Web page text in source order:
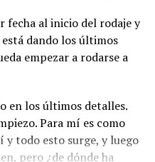
fecha al inicio del rodaje y
dando los últimos
empezar a rodarse a
en los últimos detalles.
Para mí es como
y todo esto surge, y luego
pero ¿de dónde ha